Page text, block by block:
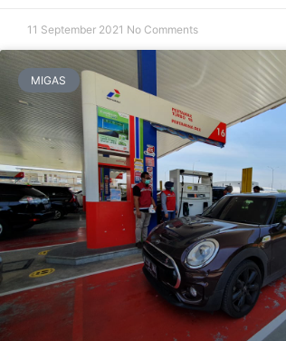
11 September 2021 No Comments
MIGAS